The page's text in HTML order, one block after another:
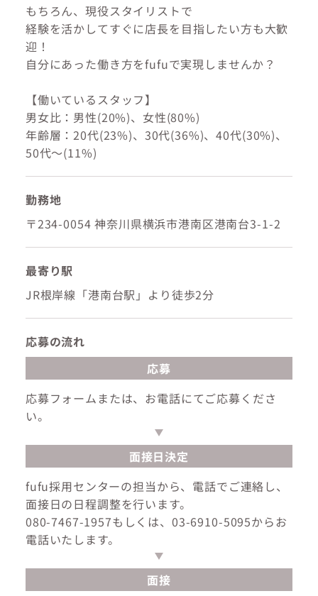
もちろん、現役スタイリストで
経験を活かしてすぐに店長を目指したい方も大歓
迎！
自分にあった働き方をfufuで実現しませんか？
【働いているスタッフ】
男女比：男性(20%)、女性(80%)
年齢層：20代(23%)、30代(36%)、40代(30%)、
50代～(11%)
勤務地
〒234-0054 神奈川県横浜市港南区港南台3-1-2
最寄り駅
JR根岸線「港南台駅」より徒歩2分
応募の流れ
応募
応募フォームまたは、お電話にてご応募くださ
い。
面接日決定
fufu採用センターの担当から、電話でご連絡し、
面接日の日程調整を行います。
080-7467-1957もしくは、03-6910-5095からお
電話いたします。
面接